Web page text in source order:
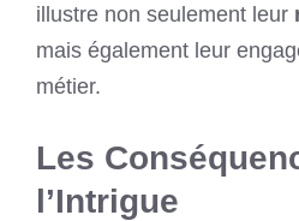
illustre non seulement leur
mais également leur
métier.
Les
l’Intrigue